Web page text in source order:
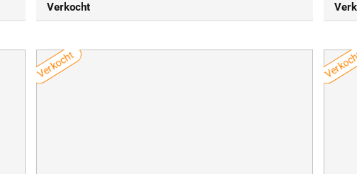
Verkocht
Verkocht